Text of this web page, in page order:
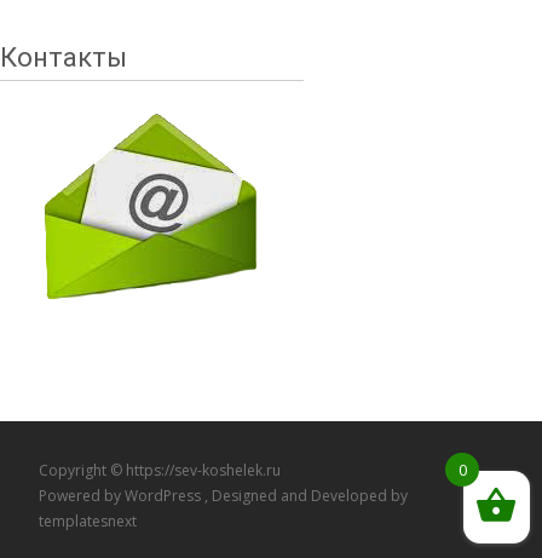
Контакты
Copyright © https://sev-koshelek.ru
Powered by WordPress , Designed and Developed by
templatesnext
0